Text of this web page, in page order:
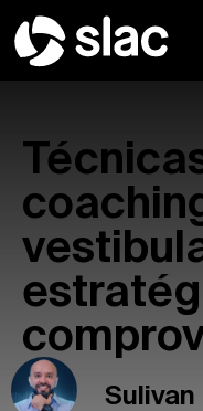
Sulivan